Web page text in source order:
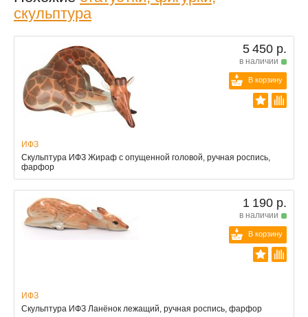
скульптура
5 450 р.
в наличии
В корзину
ИФЗ
Скульптура ИФЗ Жираф с опущенной головой, ручная роспись,
фарфор
1 190 р.
в наличии
В корзину
ИФЗ
Скульптура ИФЗ Ланёнок лежащий, ручная роспись, фарфор